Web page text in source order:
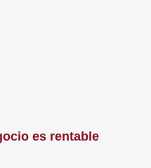
es rentable